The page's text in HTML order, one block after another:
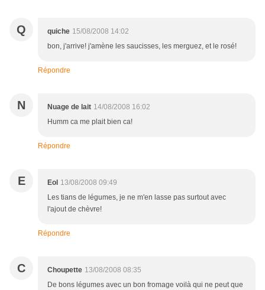
Q quiche 15/08/2008 14:02
bon, j'arrive! j'amène les saucisses, les merguez, et le rosé!
Répondre
N Nuage de lait 14/08/2008 16:02
Humm ca me plait bien ca!
Répondre
E Eol 13/08/2008 09:49
Les tians de légumes, je ne m'en lasse pas surtout avec
l'ajout de chèvre!
Répondre
C Choupette 13/08/2008 08:35
De bons légumes avec un bon fromage voilà qui ne peut que